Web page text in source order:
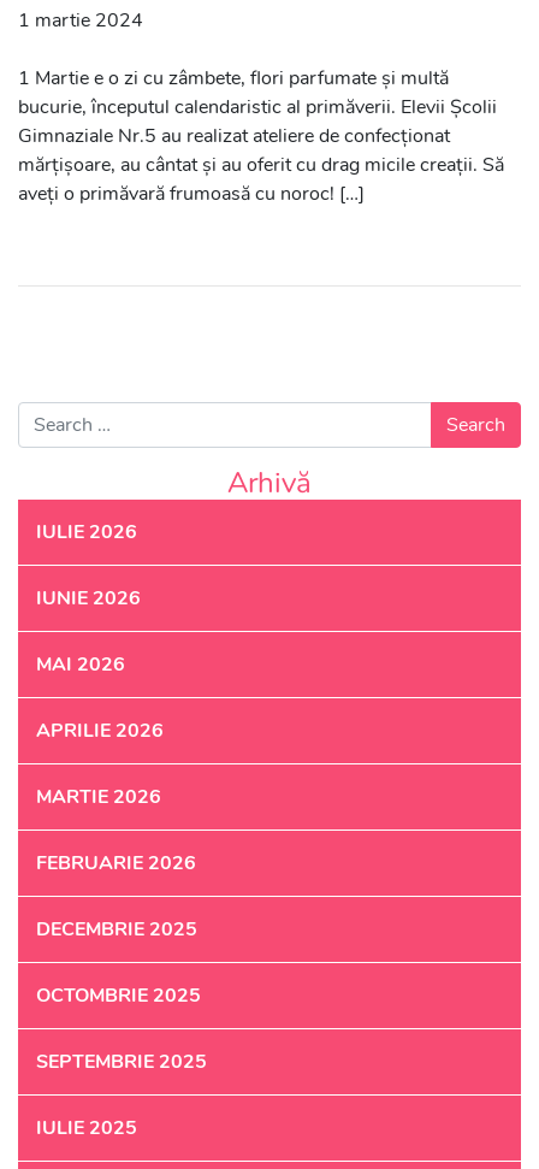
1 martie 2024
1 Martie e o zi cu zâmbete, flori parfumate și multă
bucurie, începutul calendaristic al primăverii. Elevii Școlii
Gimnaziale Nr.5 au realizat ateliere de confecționat
mărțișoare, au cântat și au oferit cu drag micile creații. Să
aveți o primăvară frumoasă cu noroc! […]
Search for:
Arhivă
IULIE 2026
IUNIE 2026
MAI 2026
APRILIE 2026
MARTIE 2026
FEBRUARIE 2026
DECEMBRIE 2025
OCTOMBRIE 2025
SEPTEMBRIE 2025
IULIE 2025